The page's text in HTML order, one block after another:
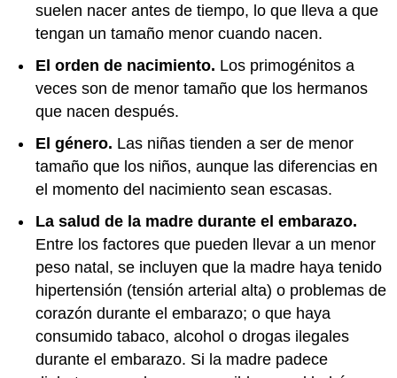
suelen nacer antes de tiempo, lo que lleva a que
tengan un tamaño menor cuando nacen.
El orden de nacimiento. Los primogénitos a
veces son de menor tamaño que los hermanos
que nacen después.
El género. Las niñas tienden a ser de menor
tamaño que los niños, aunque las diferencias en
el momento del nacimiento sean escasas.
La salud de la madre durante el embarazo.
Entre los factores que pueden llevar a un menor
peso natal, se incluyen que la madre haya tenido
hipertensión (tensión arterial alta) o problemas de
corazón durante el embarazo; o que haya
consumido tabaco, alcohol o drogas ilegales
durante el embarazo. Si la madre padece